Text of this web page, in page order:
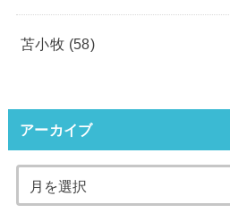
苫小牧 (58)
アーカイブ